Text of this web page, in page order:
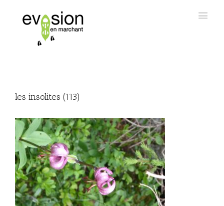
les insolites (113)